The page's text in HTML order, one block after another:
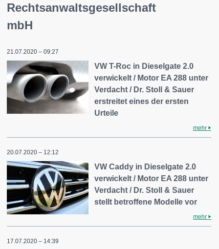
Rechtsanwaltsgesellschaft
mbH
21.07.2020 – 09:27
VW T-Roc in Dieselgate 2.0
verwickelt / Motor EA 288 unter
Verdacht / Dr. Stoll & Sauer
erstreitet eines der ersten
Urteile
mehr
20.07.2020 – 12:12
VW Caddy in Dieselgate 2.0
verwickelt / Motor EA 288 unter
Verdacht / Dr. Stoll & Sauer
stellt betroffene Modelle vor
mehr
17.07.2020 – 14:39